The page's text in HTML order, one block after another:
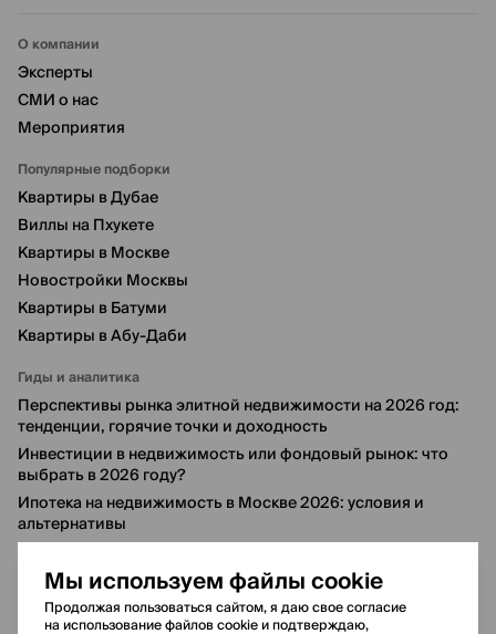
О компании
Эксперты
СМИ о нас
Мероприятия
Популярные подборки
Квартиры в Дубае
Виллы на Пхукете
Квартиры в Москве
Новостройки Москвы
Квартиры в Батуми
Квартиры в Абу-Даби
Гиды и аналитика
Перспективы рынка элитной недвижимости на 2026 год:
тенденции, горячие точки и доходность
Инвестиции в недвижимость или фондовый рынок: что
выбрать в 2026 году?
Ипотека на недвижимость в Москве 2026: условия и
альтернативы
© 2020-2026 NEGINSKIY BUREAU REAL ESTATE L.L.C
Мы используем файлы cookie
Продолжая пользоваться сайтом, я даю свое согласие
на использование файлов cookie и подтверждаю,